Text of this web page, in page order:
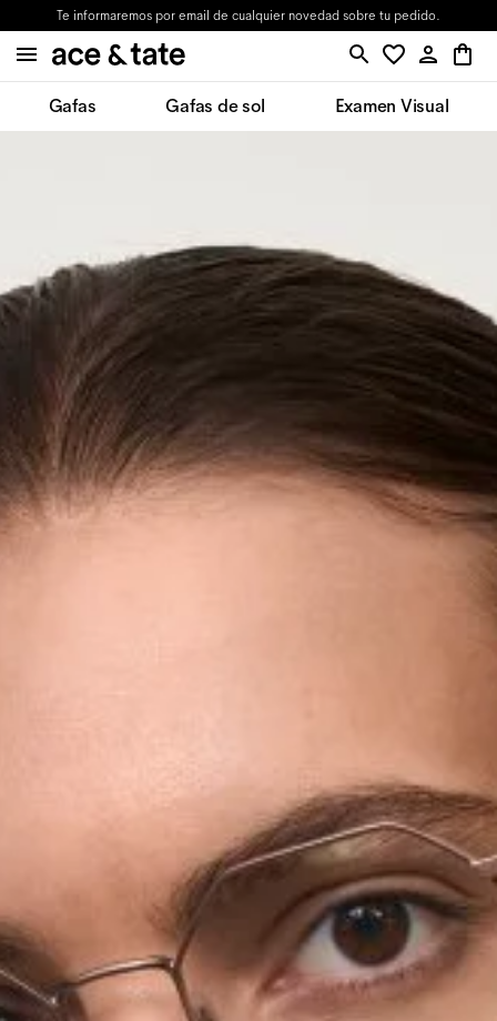
Te informaremos por email de cualquier novedad sobre tu pedido.
Gafas Gafas de sol Examen Visual